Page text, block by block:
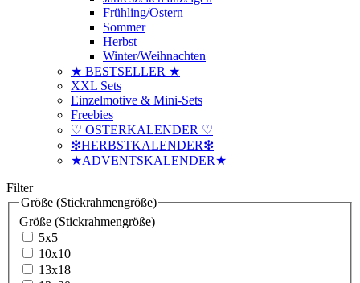
Frühling/Ostern
Sommer
Herbst
Winter/Weihnachten
★ BESTSELLER ★
XXL Sets
Einzelmotive & Mini-Sets
Freebies
♡ OSTERKALENDER ♡
❇HERBSTKALENDER❇
★ADVENTSKALENDER★
Filter
Größe (Stickrahmengröße)
Größe (Stickrahmengröße)
5x5
10x10
13x18